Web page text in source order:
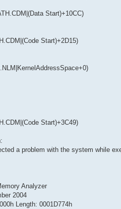
Start)+10CC)
Start)+2D15)
Start)+3C49)
a problem with the system while
Analyzer
2004
Length: 0001D774h